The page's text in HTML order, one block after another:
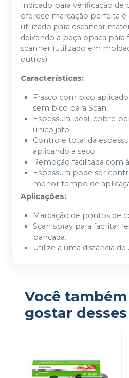
Indicado para verificação
oferece marcação perfeita
utilizado para escanear
deixando a peça opaca para
scanner (utilizado em
outros).
Características:
Frasco com bico
sem bico para Scan.
Espessura ideal, cobre
único jato.
Controle total da
aplicando a seco.
Remoção facilitada com
Espessura pode ser
menor tempo de
Aplicações:
Marcação de pontos de
Scan spray para facilitar
bancada.
Utilize a uma distância de
Você
gostar desses